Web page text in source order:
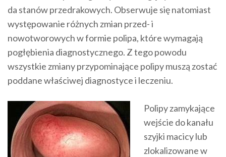
da stanów przedrakowych. Obserwuje się natomiast
występowanie różnych zmian przed- i
nowotworowych w formie polipa, które wymagają
pogłębienia diagnostycznego. Z tego powodu
wszystkie zmiany przypominające polipy muszą zostać
poddane właściwej diagnostyce i leczeniu.
Polipy zamykające
wejście do kanału
szyjki macicy lub
zlokalizowane w